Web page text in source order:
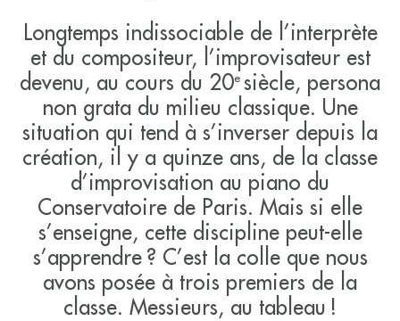
Longtemps indissociable de l’interprète
et du compositeur, l’improvisateur est
devenu, au cours du 20e siècle, persona
non grata du milieu classique. Une
situation qui tend à s’inverser depuis la
création, il y a quinze ans, de la classe
d’improvisation au piano du
Conservatoire de Paris. Mais si elle
s’enseigne, cette discipline peut-elle
s’apprendre ? C’est la colle que nous
avons posée à trois premiers de la
classe. Messieurs, au tableau !